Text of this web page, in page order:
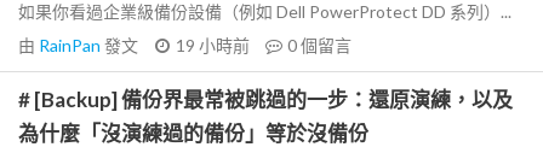
如果你看過企業級備份設備（例如 Dell PowerProtect DD 系列）...
由 RainPan 發文 19 小時前 0個留言
# [Backup] 備份界最常被跳過的一步：還原演練，以及
為什麼「沒演練過的備份」等於沒備份